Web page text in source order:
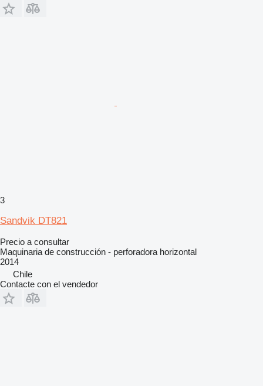
3
Sandvik DT821
Precio a consultar
Maquinaria de construcción - perforadora horizontal
2014
Chile
Contacte con el vendedor